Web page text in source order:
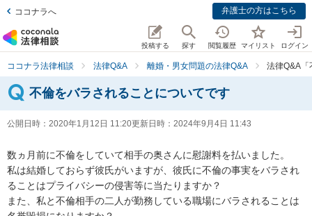
ココナラへ 弁護士の方はこちら
投稿する 探す 閲覧履歴 マイリスト ログイン
ココナラ法律相談 法律Q&A 離婚・男女問題の法律Q&A 法律Q&A「
不倫をバラされることについてです
公開日時： 2020年1月12日 11:20更新日時： 2024年9月4日 11:43
数ヵ月前に不倫をしていて相手の奥さんに慰謝料を払いました。
私は結婚しておらず彼氏がいますが、彼氏に不倫の事実をバラされ
ることはプライバシーの侵害等に当たりますか？
また、私と不倫相手の二人が勤務している職場にバラされることは